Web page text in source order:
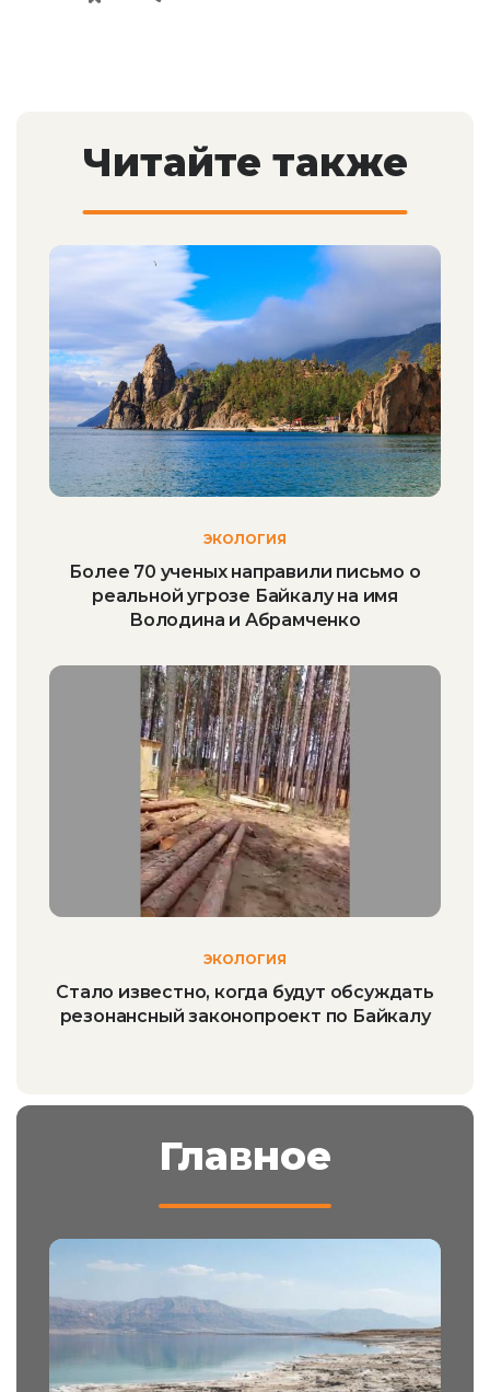
Читайте также
ЭКОЛОГИЯ
Более 70 ученых направили письмо о
реальной угрозе Байкалу на имя
Володина и Абрамченко
ЭКОЛОГИЯ
Стало известно, когда будут обсуждать
резонансный законопроект по Байкалу
Главное